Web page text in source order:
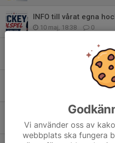
INFO till vårat egna
10 maj, 18:38 0
OBS: Totalt nötförbud
0
Team18 ordnar ett
Off-ice aktivitet med
29 apr, 11:23 0
Vi använder oss av
webbplats ska fungera